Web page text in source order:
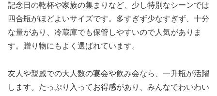
記念日の乾杯や家族の集まりなど、少し特別なシーンでは
四合瓶がほどよいサイズです。多すぎず少なすぎず、十分
な量があり、冷蔵庫でも保管しやすいので人気がありま
す。贈り物にもよく選ばれています。
友人や親戚での大人数の宴会や飲み会なら、一升瓶が活躍
します。たっぷり入ってお得感があり、みんなでわいわい